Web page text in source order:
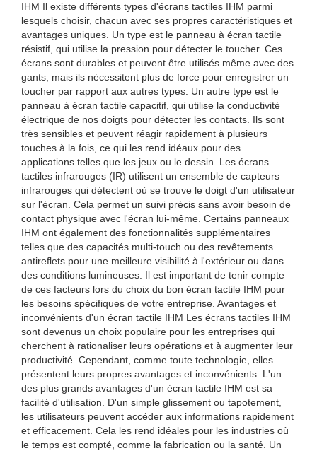
IHM Il existe différents types d'écrans tactiles IHM parmi
lesquels choisir, chacun avec ses propres caractéristiques et
avantages uniques. Un type est le panneau à écran tactile
résistif, qui utilise la pression pour détecter le toucher. Ces
écrans sont durables et peuvent être utilisés même avec des
gants, mais ils nécessitent plus de force pour enregistrer un
toucher par rapport aux autres types. Un autre type est le
panneau à écran tactile capacitif, qui utilise la conductivité
électrique de nos doigts pour détecter les contacts. Ils sont
très sensibles et peuvent réagir rapidement à plusieurs
touches à la fois, ce qui les rend idéaux pour des
applications telles que les jeux ou le dessin. Les écrans
tactiles infrarouges (IR) utilisent un ensemble de capteurs
infrarouges qui détectent où se trouve le doigt d'un utilisateur
sur l'écran. Cela permet un suivi précis sans avoir besoin de
contact physique avec l'écran lui-même. Certains panneaux
IHM ont également des fonctionnalités supplémentaires
telles que des capacités multi-touch ou des revêtements
antireflets pour une meilleure visibilité à l'extérieur ou dans
des conditions lumineuses. Il est important de tenir compte
de ces facteurs lors du choix du bon écran tactile IHM pour
les besoins spécifiques de votre entreprise. Avantages et
inconvénients d'un écran tactile IHM Les écrans tactiles IHM
sont devenus un choix populaire pour les entreprises qui
cherchent à rationaliser leurs opérations et à augmenter leur
productivité. Cependant, comme toute technologie, elles
présentent leurs propres avantages et inconvénients. L'un
des plus grands avantages d'un écran tactile IHM est sa
facilité d'utilisation. D'un simple glissement ou tapotement,
les utilisateurs peuvent accéder aux informations rapidement
et efficacement. Cela les rend idéales pour les industries où
le temps est compté, comme la fabrication ou la santé. Un